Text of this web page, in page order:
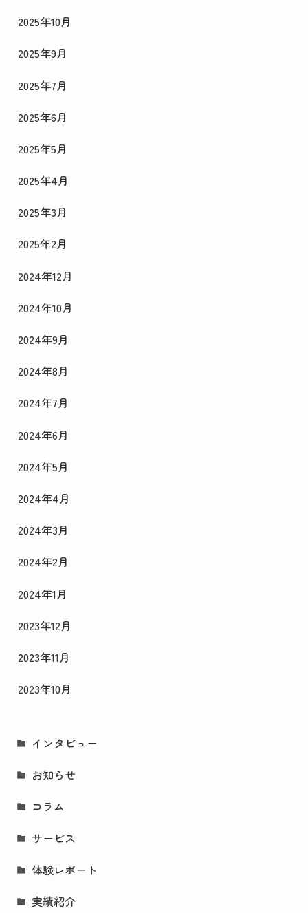
2025年10月
2025年9月
2025年7月
2025年6月
2025年5月
2025年4月
2025年3月
2025年2月
2024年12月
2024年10月
2024年9月
2024年8月
2024年7月
2024年6月
2024年5月
2024年4月
2024年3月
2024年2月
2024年1月
2023年12月
2023年11月
2023年10月
インタビュー
お知らせ
コラム
サービス
体験レポート
実績紹介